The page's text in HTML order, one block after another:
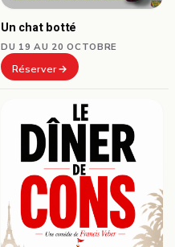
Un chat botté
DU 19 AU 20 OCTOBRE
Réserver